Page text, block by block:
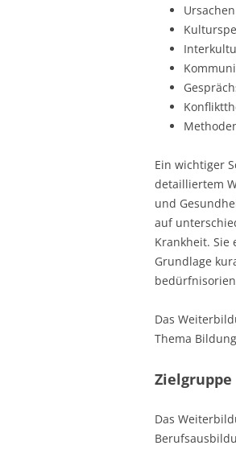
Ein wichtiger
detailliertem
und
auf
Krankheit.
Grundlage
Das
Thema
Zielgruppe
Das